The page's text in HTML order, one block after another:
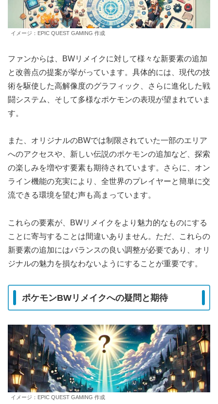
イメージ：EPIC QUEST GAMING 作成
ファンからは、BWリメイクに対して様々な新要素の追加
と改善点の提案が挙がっています。具体的には、現代の技
術を駆使した高解像度のグラフィック、さらに進化した戦
闘システム、そして多様なポケモンの表現が望まれていま
す。
また、オリジナルのBWでは制限されていた一部のエリア
へのアクセスや、新しい伝説のポケモンの追加など、探索
の楽しみを増やす要素も期待されています。さらに、オン
ライン機能の充実により、全世界のプレイヤーと簡単に交
流できる環境を望む声も高まっています。
これらの要素が、BWリメイクをより魅力的なものにする
ことに寄与することは間違いありません。ただ、これらの
新要素の追加にはバランスの良い調整が必要であり、オリ
ジナルの魅力を損なわないようにすることが重要です。
ポケモンBWリメイクへの疑問と期待
イメージ：EPIC QUEST GAMING 作成